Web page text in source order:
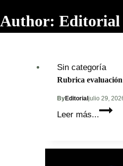
Author: Editorial
Sin categoría
Rubrica
ByEditorialjulio 29,
Leer más...
Rubrica